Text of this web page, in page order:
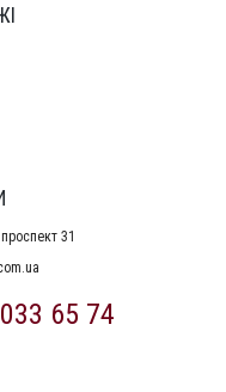
31
65 74